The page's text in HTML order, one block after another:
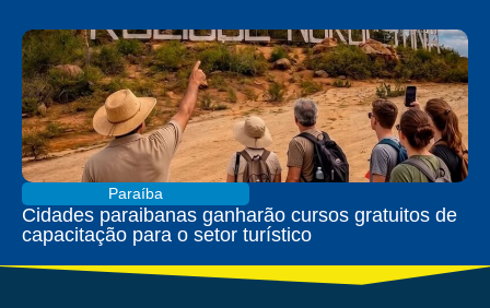
Paraíba
Cidades paraibanas ganharão cursos gratuitos de
capacitação para o setor turístico